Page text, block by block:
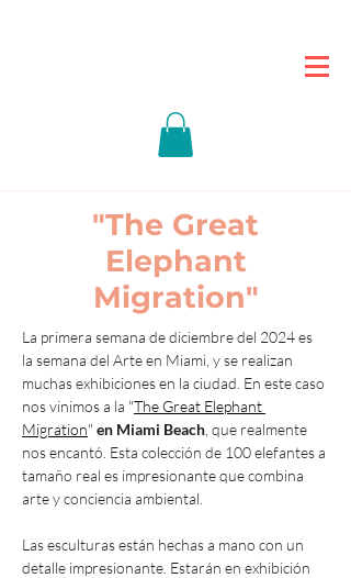
"The Great
Elephant
Migration"
La primera semana de diciembre del 2024 es
la semana del Arte en Miami, y se realizan
muchas exhibiciones en la ciudad. En este caso
nos vinimos a la "The Great Elephant
Migration" en Miami Beach , que realmente
nos encantó. Esta colección de 100 elefantes a
tamaño real es impresionante que combina
arte y conciencia ambiental.
Las esculturas están hechas a mano con un
detalle impresionante. Estarán en exhibición